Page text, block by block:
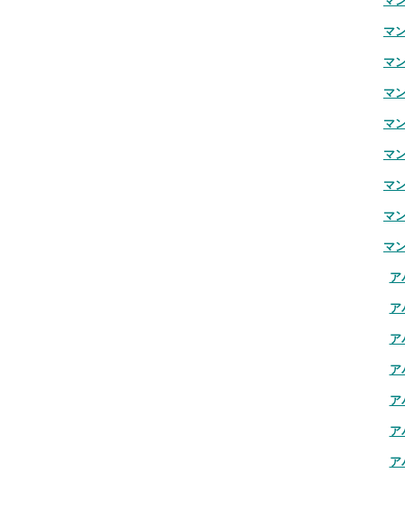
マ
マ
マ
マ
マ
マ
マ
マ
ア
ア
ア
ア
ア
ア
ア